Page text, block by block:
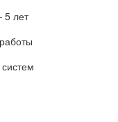
5 лет